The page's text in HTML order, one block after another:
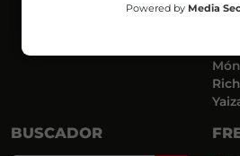
Luis
BUSCADOR
Powered by Media